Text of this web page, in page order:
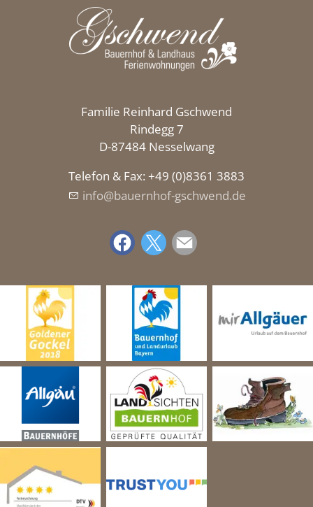
Familie Reinhard Gschwend
Rindegg 7
D-87484 Nesselwang
Telefon & Fax: +49 (0)8361 3883
nf
b rnh f-gschw nd d